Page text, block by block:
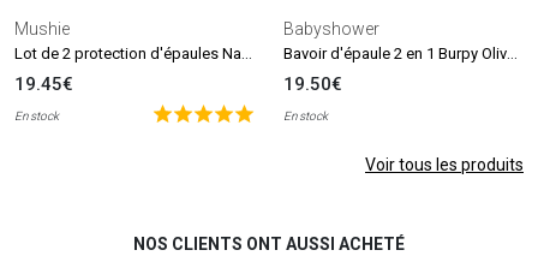
Mushie
19.45€
En stock
Babyshower
19.50€
En stock
Voir tous les produits
NOS CLIENTS ONT AUSSI ACHETÉ